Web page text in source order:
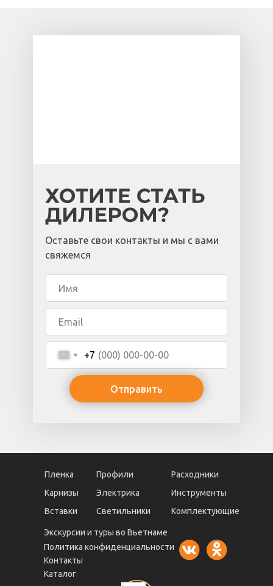
+7
Отправить
Оставьте свои контакты и мы с вами
свяжемся
Пленка Профили
Вставки Комплектующие
Светильники
Карнизы Электрика Инструменты
Политика конфиденциальности
Экскурсии и туры во Вьетнаме
Каталог
Контакты
Расходники